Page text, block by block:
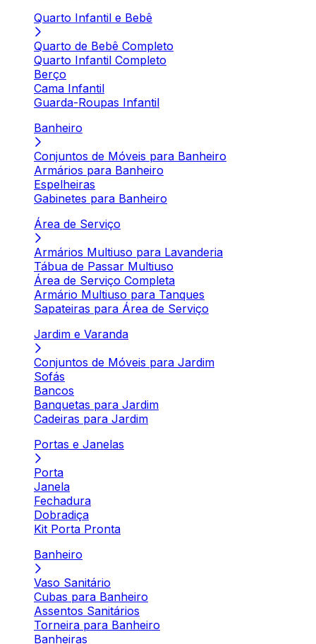
Quarto Infantil e Bebê
Quarto de Bebê Completo
Quarto Infantil Completo
Berço
Cama Infantil
Guarda-Roupas Infantil
Banheiro
Conjuntos de Móveis para Banheiro
Armários para Banheiro
Espelheiras
Gabinetes para Banheiro
Área de Serviço
Armários Multiuso para Lavanderia
Tábua de Passar Multiuso
Área de Serviço Completa
Armário Multiuso para Tanques
Sapateiras para Área de Serviço
Jardim e Varanda
Conjuntos de Móveis para Jardim
Sofás
Bancos
Banquetas para Jardim
Cadeiras para Jardim
Portas e Janelas
Porta
Janela
Fechadura
Dobradiça
Kit Porta Pronta
Banheiro
Vaso Sanitário
Cubas para Banheiro
Assentos Sanitários
Torneira para Banheiro
Banheiras